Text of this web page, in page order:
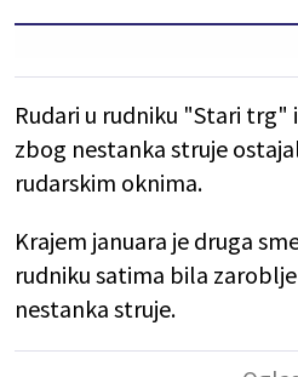
Rudari u rudniku "Stari trg"
zbog nestanka struje
rudarskim oknima.
Krajem januara je druga
rudniku satima bila
nestanka struje.